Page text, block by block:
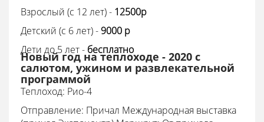
Взрослый (с 12 лет) - 12500p
Детский (с 6 лет) - 9000 p
Дети до 5 лет - бесплатно
Новый год на теплоходе - 2020 с
салютом, ужином и развлекательной
программой
Теплоход: Рио-4
Отправление: Причал Международная выставка